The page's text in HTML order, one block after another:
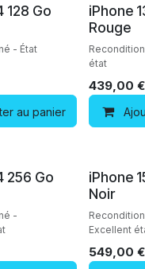
128 Go
- État
au panier
iPhone
Rouge
état
439,00 €
256 Go
-
iPhone
Noir
Excellent
549,00 €